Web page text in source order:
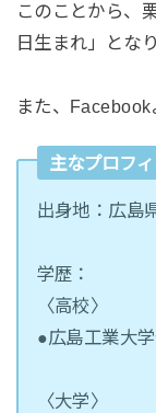
このことから、
日生まれ」とな
また、Facebook
主なプロフ
出身地：広島
学歴：
〈高校〉
●広島工業大
〈大学〉